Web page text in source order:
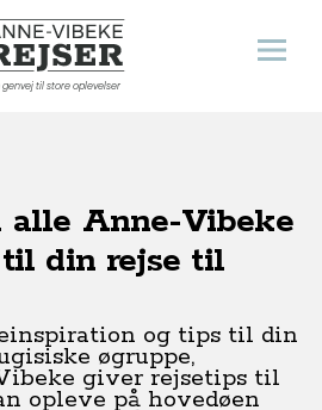
Vibeke Rejser
genvej til store oplevelser
Åbn
alle Anne-Vibeke
din rejse til
og tips til din
øgruppe,
giver rejsetips til
opleve på hovedøen